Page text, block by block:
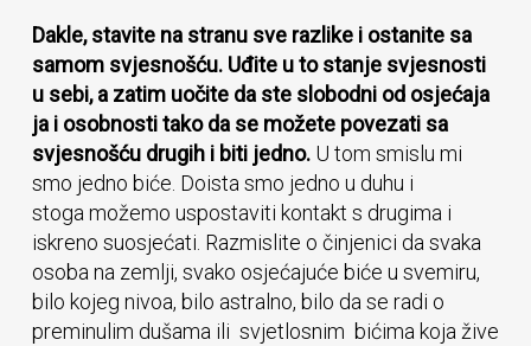
Dakle, stavite na stranu sve razlike i ostanite sa
samom svjesnošću. Uđite u to stanje svjesnosti
u sebi, a zatim uočite da ste slobodni od osjećaja
ja i osobnosti tako da se možete povezati sa
svjesnošću drugih i biti jedno. U tom smislu mi
smo jedno biće. Doista smo jedno u duhu i
stoga možemo uspostaviti kontakt s drugima i
iskreno suosjećati. Razmislite o činjenici da svaka
osoba na zemlji, svako osjećajuće biće u svemiru,
bilo kojeg nivoa, bilo astralno, bilo da se radi o
preminulim dušama ili svjetlosnim bićima koja žive